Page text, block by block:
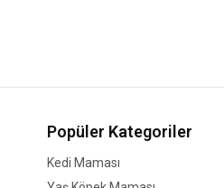
Popüler Kategoriler
Kedi Maması